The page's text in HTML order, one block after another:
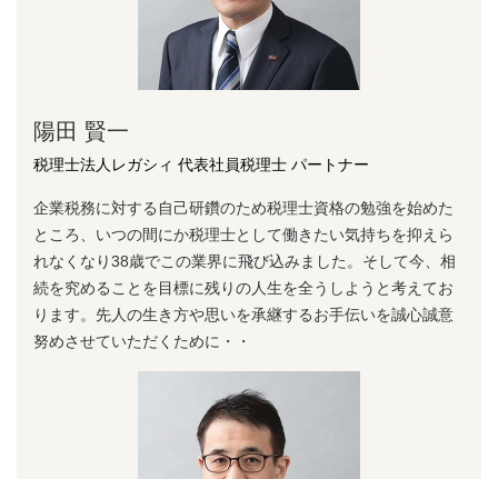
陽⽥ 賢⼀
税理士法人レガシィ 代表社員税理士 パートナー
企業税務に対する⾃⼰研鑽のため税理⼠資格の勉強を始めた
ところ、いつの間にか税理⼠として働きたい気持ちを抑えら
れなくなり38歳でこの業界に⾶び込みました。そして今、相
続を究めることを⽬標に残りの⼈⽣を全うしようと考えてお
ります。先⼈の⽣き⽅や思いを承継するお⼿伝いを誠⼼誠意
努めさせていただくために・・